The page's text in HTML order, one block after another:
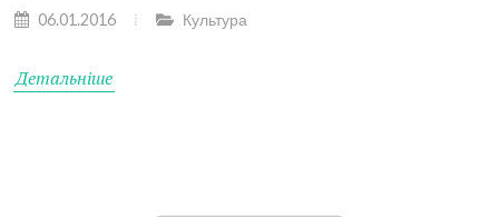
06.01.2016 Культура
Детальніше